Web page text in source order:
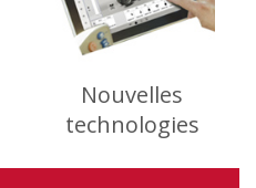
Nouvelles
technologies